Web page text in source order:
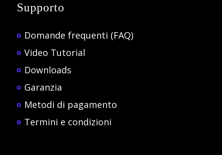
Supporto
Domande frequenti (FAQ)
Video Tutorial
Downloads
Garanzia
Metodi di pagamento
Termini e condizioni